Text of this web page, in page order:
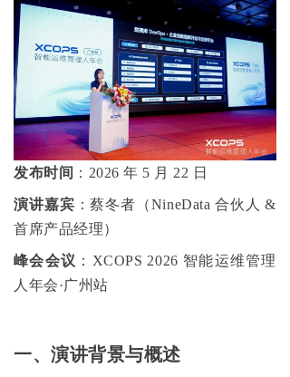
发布时间 ：2026 年 5 月 22 日
演讲嘉宾 ：蔡冬者（NineData 合伙人 &
首席产品经理）
峰会会议 ：XCOPS 2026 智能运维管理
人年会·广州站
一、演讲背景与概述